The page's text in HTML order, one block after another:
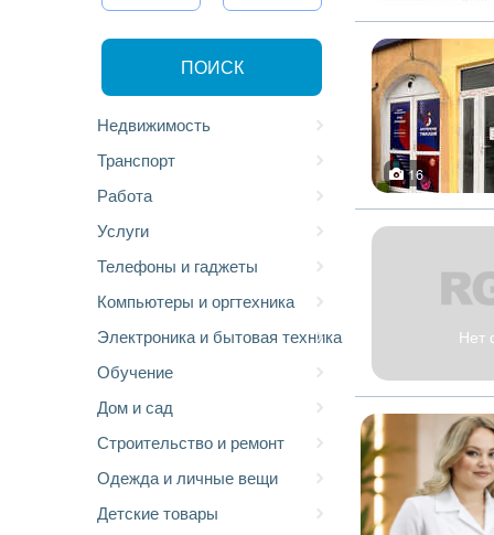
ПОИСК
Недвижимость
Транспорт
Работа
Услуги
Телефоны и гаджеты
Компьютеры и оргтехника
Электроника и бытовая техника
Обучение
Дом и сад
Строительство и ремонт
Одежда и личные вещи
Детские товары
16
Нет